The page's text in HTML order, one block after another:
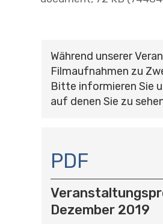
Während unserer
Filmaufnahmen zu
Bitte informieren Sie
auf denen Sie zu
A
V
I
G
A
PDF
Dezember 2019